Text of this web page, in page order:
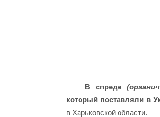
В спреде
который поставляли в
в Харьковской области.